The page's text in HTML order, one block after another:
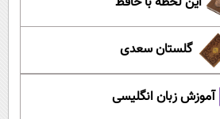
گلستان سعدی
آموزش زبان انگلیسی